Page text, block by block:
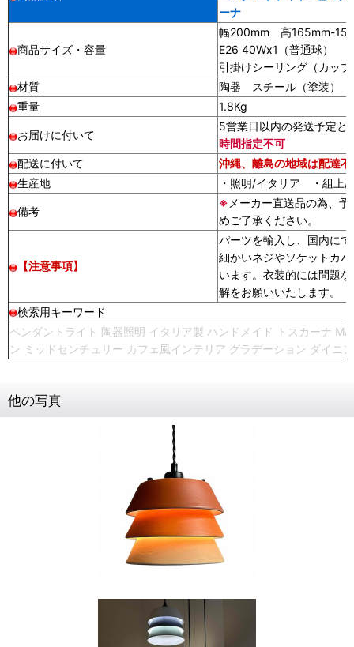
ーナ
商品サイズ・容量
幅200mm 高165mm-
E26 40Wx1（普通球）
引掛けシーリング（カッ
材質
陶器 スチール（塗装）
重量
1.8Kg
お届けに付いて
5営業日以内の発送予定と
時間指定不可
配送に付いて
沖縄、離島の地域は配達不
生産地 ・照明/イタリア ・組上/
備考
※ メーカー直送品の為、
めご了承ください。
【注意事項】
パーツを輸入し、国内に
細かいネジやソケットカ
います。衣装的には問題
解をお願いいたします。
検索用キーワード
ペンダントライト 陶器照明 イタリア製 ハンドメイド トスカーナ
ン ミッドセンチュリー カフェ風インテリア グラデーション ダイニ
他の写真